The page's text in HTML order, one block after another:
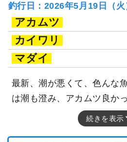
釣行日：2026年5月19日（火
アカムツ
カイワリ
マダイ
最新、潮が悪くて、色んな
は潮も澄み、アカムツ良か
続きを表示